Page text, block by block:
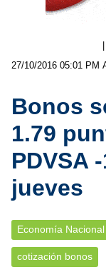
27/10/2016 05:01 PM
Bonos
1.79
PDVSA
jueves
Economía Nacional
cotización bonos